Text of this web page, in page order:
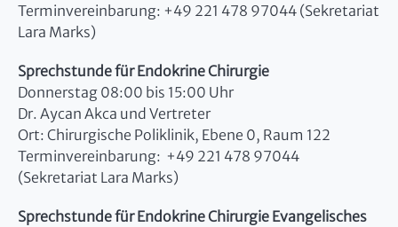
Terminvereinbarung: +49 221 478 97044 (Sekretariat
Lara Marks)
Sprechstunde für Endokrine Chirurgie
Donnerstag 08:00 bis 15:00 Uhr
Dr. Aycan Akca und Vertreter
Ort: Chirurgische Poliklinik, Ebene 0, Raum 122
Terminvereinbarung: +49 221 478 97044
(Sekretariat Lara Marks)
Sprechstunde für Endokrine Chirurgie Evangelisches